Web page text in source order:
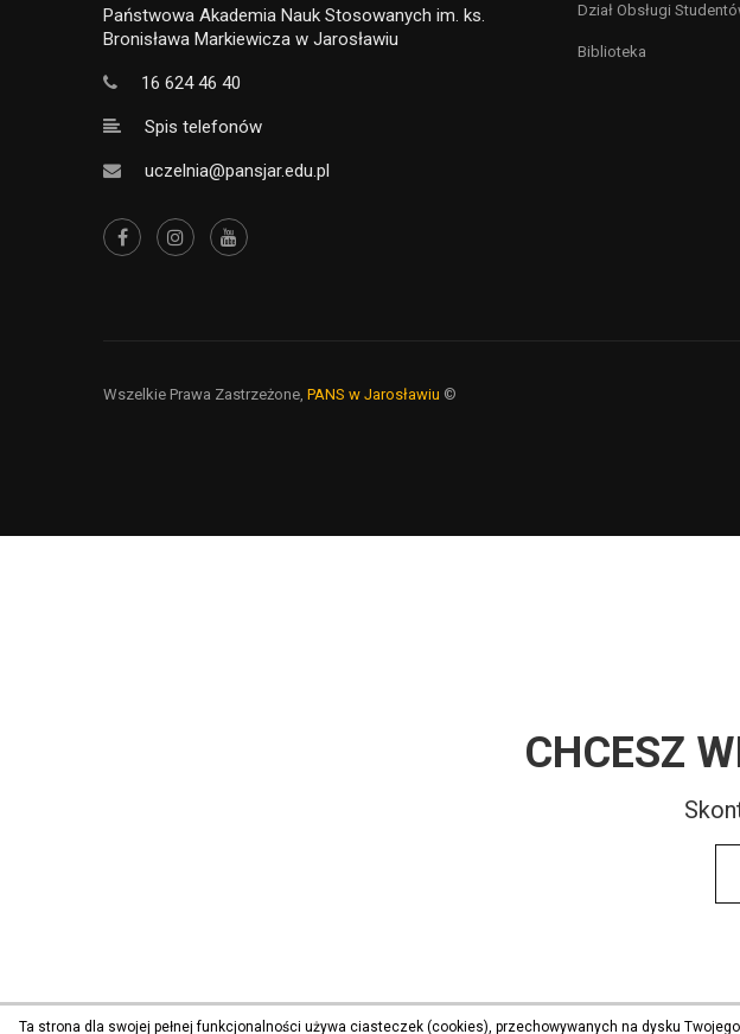
Państwowa Akademia Nauk Stosowanych im. ks.
Bronisława Markiewicza w Jarosławiu
16 624 46 40
Spis telefonów
uczelnia@pansjar.edu.pl
Dział Obsługi
Biblioteka
Wszelkie Prawa Zastrzeżone, PANS w Jarosławiu ©
CHCESZ
Ta strona dla swojej pełnej funkcjonalności używa ciasteczek (cookies), przechowywanych na dysku